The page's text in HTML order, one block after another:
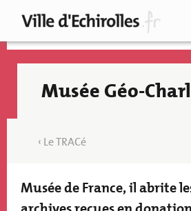
principal
Musée Géo-
Le TRACé
Texte
accroche
Musée de France, il abrite